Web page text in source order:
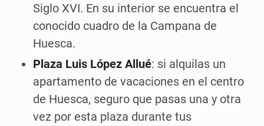
Siglo XVI. En su interior se encuentra el
conocido cuadro de la Campana de
Huesca.
Plaza Luis López Allué: si alquilas un
apartamento de vacaciones en el centro
de Huesca, seguro que pasas una y otra
vez por esta plaza durante tus